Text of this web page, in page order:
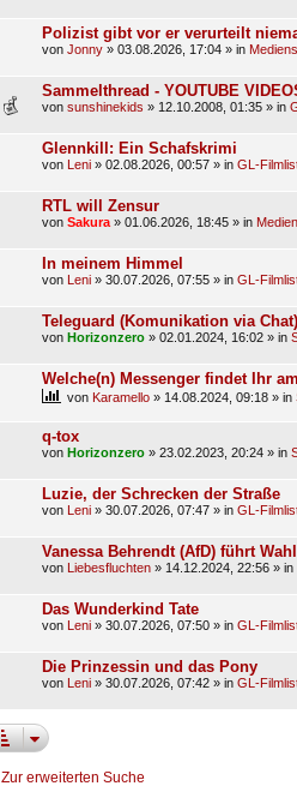
Polizist gibt vor er verurteilt
von Jonny » 03.08.2026, 17:04 » in
Sammelthread - YOUTUBE
von sunshinekids » 12.10.2008, 01:35 » in
Glennkill: Ein Schafskrimi
von Leni » 02.08.2026, 00:57 » in GL-
RTL will Zensur
von Sakura » 01.06.2026, 18:45 » in
In meinem Himmel
von Leni » 30.07.2026, 07:55 » in GL-
Teleguard (Komunikation via Chat)
von Horizonzero » 02.01.2024, 16:02 » in
Welche(n) Messenger findet Ihr
von Karamello » 14.08.2024, 09:18 » in
q-tox
von Horizonzero » 23.02.2023, 20:24 » in
Luzie, der Schrecken der Straße
von Leni » 30.07.2026, 07:47 » in GL-
Vanessa Behrendt (AfD) führt
von Liebesfluchten » 14.12.2024, 22:56 » in
Das Wunderkind Tate
von Leni » 30.07.2026, 07:50 » in GL-
Die Prinzessin und das Pony
von Leni » 30.07.2026, 07:42 » in GL-
Zur erweiterten Suche